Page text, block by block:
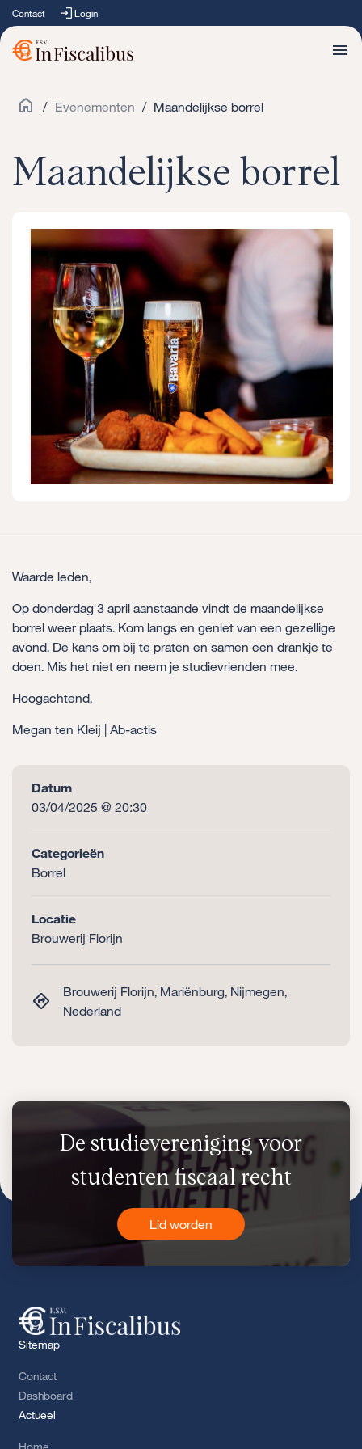
Contact Login
/ Evenementen / Maandelijkse borrel
Maandelijkse borrel
Waarde leden,
Op donderdag 3 april aanstaande vindt de maandelijkse
borrel weer plaats. Kom langs en geniet van een gezellige
avond. De kans om bij te praten en samen een drankje te
doen. Mis het niet en neem je studievrienden mee.
Hoogachtend,
Megan ten Kleij | Ab-actis
Datum
03/04/2025 @ 20:30
Categorieën
Borrel
Locatie
Brouwerij Florijn
Brouwerij Florijn, Mariënburg, Nijmegen,
Nederland
De studievereniging voor
studenten fiscaal recht
Lid worden
Sitemap
Contact
Dashboard
Actueel
Home